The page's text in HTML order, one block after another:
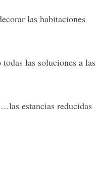
las habitaciones
las soluciones a las
estancias reducidas